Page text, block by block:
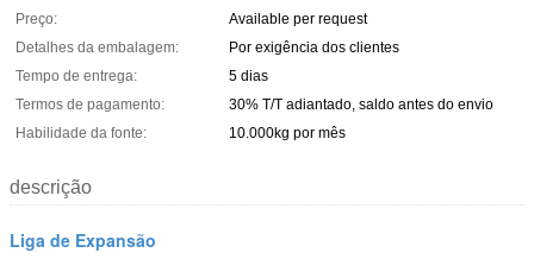
Preço:
Available per request
Detalhes da embalagem:
Por exigência dos clientes
Tempo de entrega:
5 dias
Termos de pagamento:
30% T/T adiantado, saldo antes do envio
Habilidade da fonte:
10.000kg por mês
descrição
Liga de Expansão